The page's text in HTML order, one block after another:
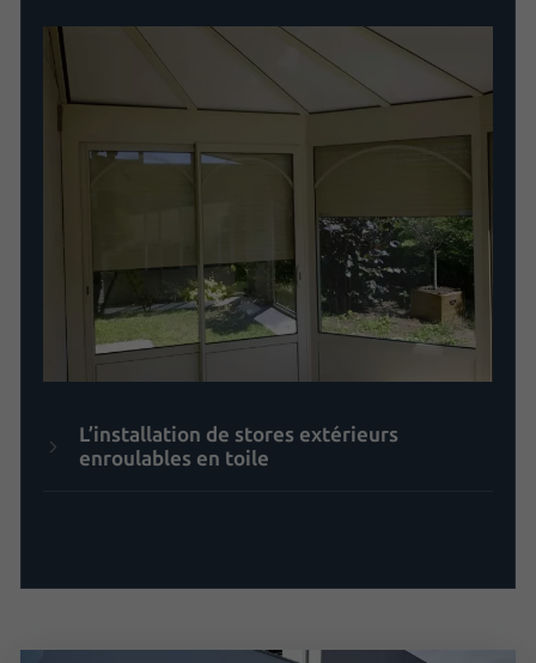
L’installation de stores extérieurs
enroulables en toile